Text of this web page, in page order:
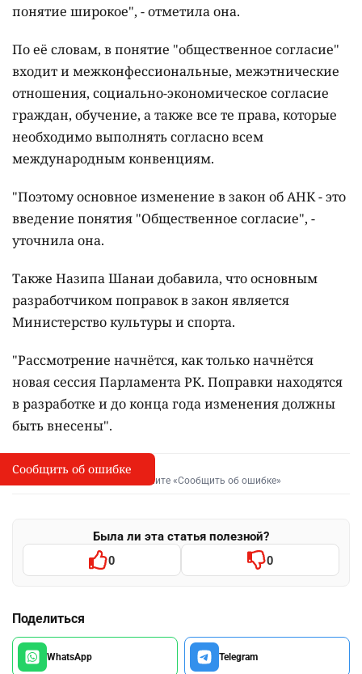
понятие широкое", - отметила она.
По её словам, в понятие "общественное согласие"
входит и межконфессиональные, межэтнические
отношения, социально-экономическое согласие
граждан, обучение, а также все те права, которые
необходимо выполнять согласно всем
международным конвенциям.
"Поэтому основное изменение в закон об АНК - это
введение понятия "Общественное согласие", -
уточнила она.
Также Назипа Шанаи добавила, что основным
разработчиком поправок в закон является
Министерство культуры и спорта.
"Рассмотрение начнётся, как только начнётся
новая сессия Парламента РК. Поправки находятся
в разработке и до конца года изменения должны
быть внесены".
I
Сообщить об опечатке
Выделите фрагмент и нажмите «Сообщить об ошибке»
Была ли эта статья полезной?
0 0
Поделиться
WhatsApp Telegram
Сообщить об ошибке